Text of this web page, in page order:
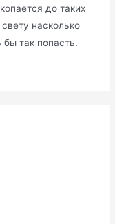
до таких
насколько
так попасть.